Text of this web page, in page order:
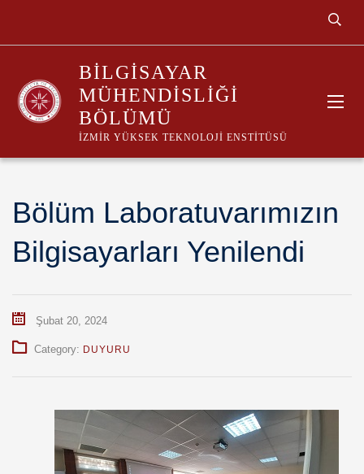
BILGISAYAR
MÜHENDISLIĞI
BÖLÜMÜ
İZMIR YÜKSEK TEKNOLOJI ENSTITÜSÜ
Bölüm Laboratuvarımızın
Bilgisayarları Yenilendi
Şubat 20, 2024
Category: DUYURU